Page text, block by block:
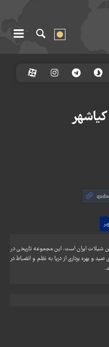
قدمتی بیش از ۱۵۰ سال اولین شیلات ایران است. این مجموعه تاریخی در
و بهره برداری از دریا به نظم و انضباط در